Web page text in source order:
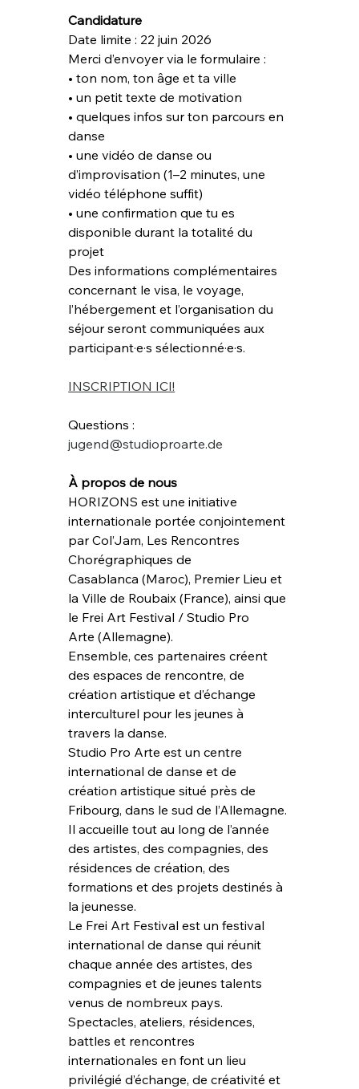
Candidature
Date limite : 22 juin 2026
Merci d’envoyer via le formulaire :
• ton nom, ton âge et ta ville
• un petit texte de motivation
• quelques infos sur ton parcours en
danse
• une vidéo de danse ou
d’improvisation (1–2 minutes, une
vidéo téléphone suffit)
• une confirmation que tu es
disponible durant la totalité du
projet
Des informations complémentaires
concernant le visa, le voyage,
l’hébergement et l’organisation du
séjour seront communiquées aux
participant·e·s sélectionné·e·s.
INSCRIPTION ICI!
Questions :
jugend@studioproarte.de
À propos de nous
HORIZONS est une initiative
internationale portée conjointement
par Col’Jam, Les Rencontres
Chorégraphiques de
Casablanca (Maroc), Premier Lieu et
la Ville de Roubaix (France), ainsi que
le Frei Art Festival / Studio Pro
Arte (Allemagne).
Ensemble, ces partenaires créent
des espaces de rencontre, de
création artistique et d’échange
interculturel pour les jeunes à
travers la danse.
Studio Pro Arte est un centre
international de danse et de
création artistique situé près de
Fribourg, dans le sud de l’Allemagne.
Il accueille tout au long de l’année
des artistes, des compagnies, des
résidences de création, des
formations et des projets destinés à
la jeunesse.
Le Frei Art Festival est un festival
international de danse qui réunit
chaque année des artistes, des
compagnies et de jeunes talents
venus de nombreux pays.
Spectacles, ateliers, résidences,
battles et rencontres
internationales en font un lieu
privilégié d’échange, de créativité et